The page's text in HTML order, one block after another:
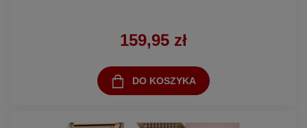
159,95 zł
DO KOSZYKA